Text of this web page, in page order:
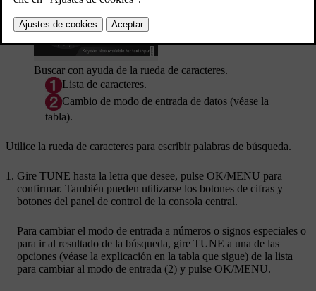
Buscar con ayuda de la rueda de caracteres.
Lista de caracteres.
Cambio de modo de entrada de datos (véase la
tabla).
Utilice la rueda de caracteres para escribir palabras de búsqueda.
Gire TUNE hasta la letra que desee, pulse OK/MENU para
confirmar. También pueden utilizarse los botones de cifras y
botones del panel de control de la consola central.
Para cambiar el modo de entrada a números o signos especiales o
para ir al resultado de la búsqueda, gire TUNE a una de las
opciones (véase la explicación en la tabla que sigue) de la lista
para cambiar al modo de entrada (2) y pulse OK/MENU.